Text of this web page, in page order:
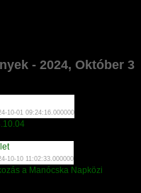
- 2024, Október 3
10-01 09:24:16.000000
10-10 11:02:33.000000
a Manócska Napközi